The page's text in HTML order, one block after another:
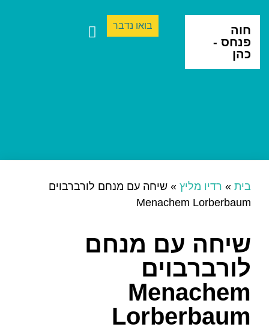
חוה
פנחס -
כהן
בואו נדבר
בית » רדיו מליץ » שיחה עם מנחם לורברבוים
Menachem Lorberbaum
שיחה עם מנחם
לורברבוים
Menachem
Lorberbaum